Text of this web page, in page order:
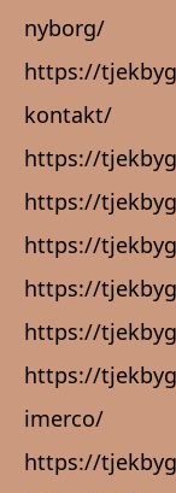
nyborg/
https://
kontakt/
https://
https://
https://
https://
https://
https://
imerco/
https://